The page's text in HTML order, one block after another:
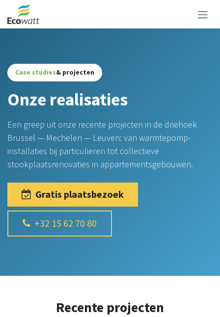
Overslaan naar inhoud
Case studies& projecten
Onze realisaties
Een greep uit onze recente projecten in de driehoek
Brussel — Mechelen — Leuven: van warmtepomp-
installaties bij particulieren tot collectieve
stookplaatsrenovaties in appartementsgebouwen.
Gratis plaatsbezoek
+32 15 62 70 80
Recente projecten